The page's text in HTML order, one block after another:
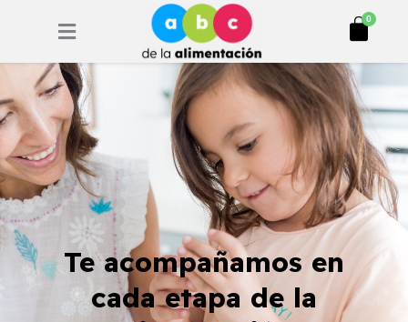
0
Cart
Te acompañamos en
cada etapa de la